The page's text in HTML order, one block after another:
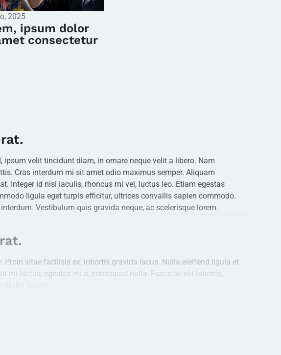
2025
ipsum dolor
consectetur
velit tincidunt diam, in ornare neque velit a libero. Nam
Cras interdum mi sit amet odio maximus semper. Aliquam
Integer id nisi iaculis, rhoncus mi vel, luctus leo. Etiam egestas
ligula eget turpis efficitur, ultrices convallis sapien commodo.
Vestibulum quis gravida neque, ac scelerisque lorem.
vitae facilisis ex, lobortis gravida lacus. Nulla eleifend ligula et
mi luctus, egestas mi a, consequat nulla. Fusce ac elit lobortis,